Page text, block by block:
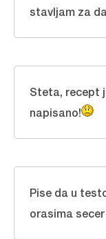
stavljam za
Steta, recept
napisano!
Pise da u
orasima